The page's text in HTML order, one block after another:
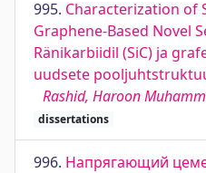
995. Characterization of
Graphene-Based Novel
Ränikarbiidil (SiC) ja
uudsete
Rashid, Haroon
dissertations
996. Напрягающий